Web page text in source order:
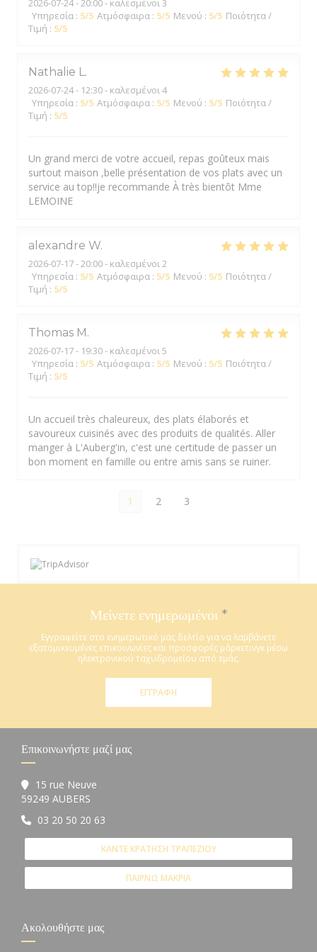
2026-07-24- 20:00 - καλεσμένοι 3
Υπηρεσία : 5/5 Ατμόσφαιρα : 5/5 Μενού : 5/5 Ποιότητα /
Τιμή : 5/5
Nathalie L
2026-07-24- 12:30 - καλεσμένοι 4
Υπηρεσία : 5/5 Ατμόσφαιρα : 5/5 Μενού : 5/5 Ποιότητα /
Τιμή : 5/5
Un grand merci de votre accueil, repas goûteux mais
surtout maison ,belle présentation de vos plats avec un
service au top!!je recommande À très bientôt Mme
LEMOINE
alexandre W
2026-07-17- 20:00 - καλεσμένοι 2
Υπηρεσία : 5/5 Ατμόσφαιρα : 5/5 Μενού : 5/5 Ποιότητα /
Τιμή : 5/5
Thomas M
2026-07-17- 19:30 - καλεσμένοι 5
Υπηρεσία : 5/5 Ατμόσφαιρα : 5/5 Μενού : 5/5 Ποιότητα /
Τιμή : 5/5
Un accueil très chaleureux, des plats élaborés et
savoureux cuisinés avec des produits de qualités. Aller
manger à L'Auberg'in, c'est une certitude de passer un
bon moment en famille ou entre amis sans se ruiner.
1 2 3
Μείνετε ενημερωμένοι *
Εγγραφείτε στο ενημερωτικό μας δελτίο για να λαμβάνετε
εξατομικευμένες επικοινωνίες και προσφορές μάρκετινγκ μέσω
ηλεκτρονικού ταχυδρομείου από εμάς.
ΕΓΓΡΑΦΉ
Επικοινωνήστε μαζί μας
15 rue Neuve
59249 AUBERS
03 20 50 20 63
ΚΆΝΤΕ ΚΡΆΤΗΣΗ ΤΡΑΠΕΖΙΟΎ
ΠΑΊΡΝΩ ΜΑΚΡΙΆ
Ακολουθήστε μας